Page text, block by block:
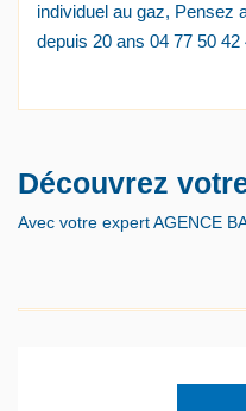
individuel au gaz, Pensez
depuis 20 ans 04 77 50 42
Découvrez
Avec votre expert AGENCE